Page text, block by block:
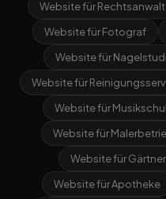
Website für Rechtsanwalt
Website für Fotograf
Website für
Website für
Website für
Website für
Website für Gärtner
Website für Apotheke